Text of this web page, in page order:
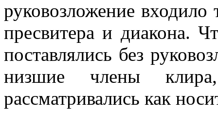
руковозложение входило
пресвитера и диакона.
поставлялись без
низшие члены
рассматривались как